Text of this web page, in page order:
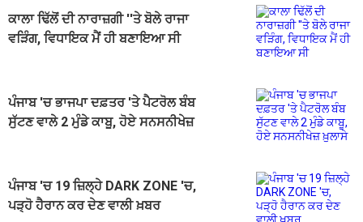
ਕਾਲਾ ਢਿੱਲੋਂ ਦੀ ਨਾਰਾਜ਼ਗੀ ''ਤੇ ਬੋਲੇ ਰਾਜਾ
ਵੜਿੰਗ, ਵਿਧਾਇਕ ਮੈਂ ਹੀ ਬਣਾਇਆ ਸੀ
ਪੰਜਾਬ 'ਚ ਭਾਜਪਾ ਦਫ਼ਤਰ 'ਤੇ ਪੈਟਰੋਲ ਬੰਬ
ਸੁੱਟਣ ਵਾਲੇ 2 ਮੁੰਡੇ ਕਾਬੂ, ਹੋਏ ਸਨਸਨੀਖੇਜ਼
ਪੰਜਾਬ 'ਚ 19 ਜ਼ਿਲ੍ਹੇ DARK ZONE 'ਚ,
ਪੜ੍ਹੋ ਹੈਰਾਨ ਕਰ ਦੇਣ ਵਾਲੀ ਖ਼ਬਰ